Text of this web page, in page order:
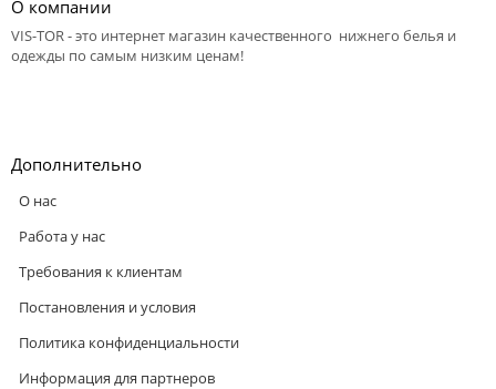
О компании
VIS-TOR - это интернет магазин качественного нижнего белья и
одежды по самым низким ценам!
Дополнительно
О нас
Работа у нас
Требования к клиентам
Постановления и условия
Политика конфиденциальности
Информация для партнеров